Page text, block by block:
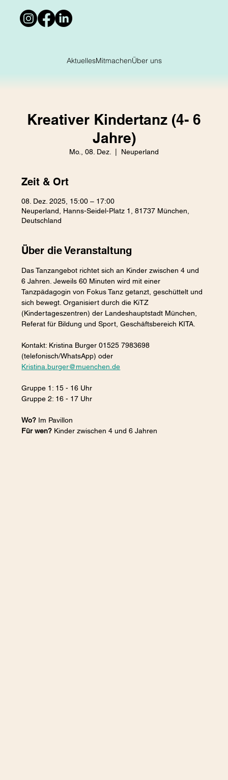
AktuellesMitmachenÜber uns
Kreativer Kindertanz (4- 6
Jahre)
Mo., 08. Dez.
  |
Neuperland
Zeit & Ort
08. Dez. 2025, 15:00 – 17:00
Neuperland, Hanns-Seidel-Platz 1, 81737 München,
Deutschland
Über die Veranstaltung
Das Tanzangebot richtet sich an Kinder zwischen 4 und
6 Jahren. Jeweils 60 Minuten wird mit einer
Tanzpädagogin von Fokus Tanz getanzt, geschüttelt und
sich bewegt. Organisiert durch die KiTZ
(Kindertageszentren) der Landeshauptstadt München,
Referat für Bildung und Sport, Geschäftsbereich KITA.
Kontakt: Kristina Burger 01525 7983698
(telefonisch/WhatsApp) oder
Kristina.burger@muenchen.de
Gruppe 1: 15 - 16 Uhr
Gruppe 2: 16 - 17 Uhr
Wo? Im Pavillon
Für wen? Kinder zwischen 4 und 6 Jahren